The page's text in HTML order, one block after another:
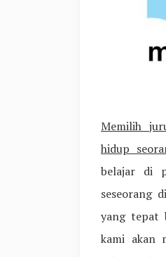
Memilih
hidup
belajar di
seseorang
yang tepat
kami akan